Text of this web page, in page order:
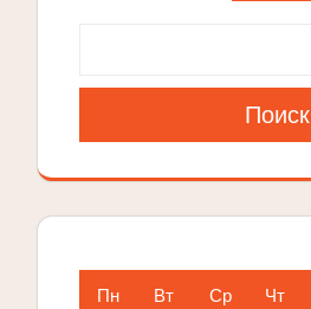
Поиск
Пн Вт Ср Чт